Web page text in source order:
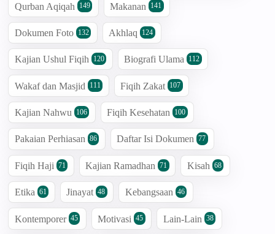
Qurban Aqiqah 149 Makanan 141
Dokumen Foto 132 Akhlaq 124
Kajian Ushul Fiqih 120 Biografi Ulama 112
Wakaf dan Masjid 111 Fiqih Zakat 107
Kajian Nahwu 106 Fiqih Kesehatan 100
Pakaian Perhiasan 86 Daftar Isi Dokumen 77
Fiqih Haji 71 Kajian Ramadhan 71 Kisah 68
Etika 61 Jinayat 48 Kebangsaan 46
Kontemporer 45 Motivasi 45 Lain-Lain 38